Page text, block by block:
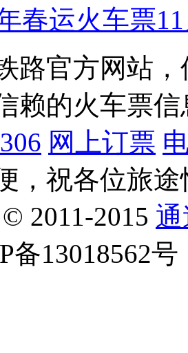
春运火车票
路官方网站
赖的火车票
网上订票
，祝各位旅途
2011-2015
备13018562号